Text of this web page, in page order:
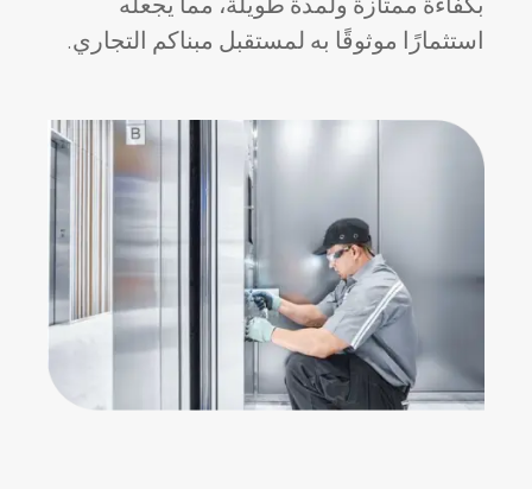
استثمارًا موثوقًا به لمستقبل مبناكم التجاري.